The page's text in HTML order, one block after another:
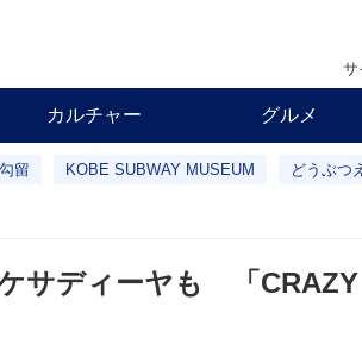
サ
カルチャー グルメ
留 KOBE SUBWAY MUSEUM どうぶつ
サディーヤも 「CRAZY